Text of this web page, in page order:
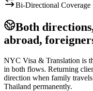
Bi-Directional
Both
abroad,
NYC Visa & Translation is
in both flows. Returning
direction when family
Thailand permanently.